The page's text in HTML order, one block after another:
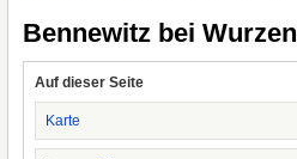
Bennewitz bei Wurzen
Auf dieser Seite
Karte